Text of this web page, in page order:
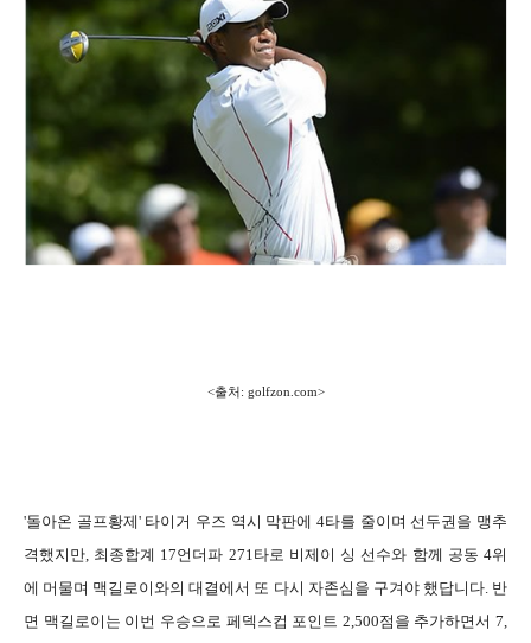
<출처: golfzon.com>
'돌아온 골프황제' 타이거 우즈 역시 막판에 4타를 줄이며 선두권을 맹추
격했지만, 최종합계 17언더파 271타로 비제이 싱 선수와 함께 공동 4위
에 머물며 맥길로이와의 대결에서 또 다시 자존심을 구겨야 했답니다. 반
면 맥길로이는 이번 우승으로 페덱스컵 포인트 2,500점을 추가하면서 7,